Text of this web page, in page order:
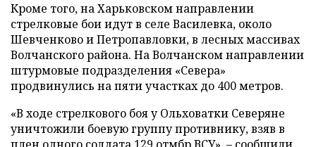
Кроме того, на Харьковском направлении
стрелковые бои идут в селе Василевка, около
Шевченково и Петропавловки, в лесных массивах
Волчанского района. На Волчанском направлении
штурмовые подразделения «Севера»
продвинулись на пяти участках до 400 метров.
«В ходе стрелкового боя у Ольховатки Северяне
уничтожили боевую группу противнику, взяв в